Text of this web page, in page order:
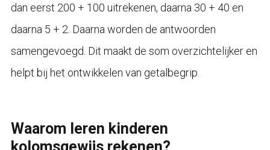
dan eerst 200 + 100 uitrekenen, daarna 30 + 40 en
daarna 5 + 2. Daarna worden de antwoorden
samengevoegd. Dit maakt de som overzichtelijker en
helpt bij het ontwikkelen van getalbegrip.
Waarom leren kinderen